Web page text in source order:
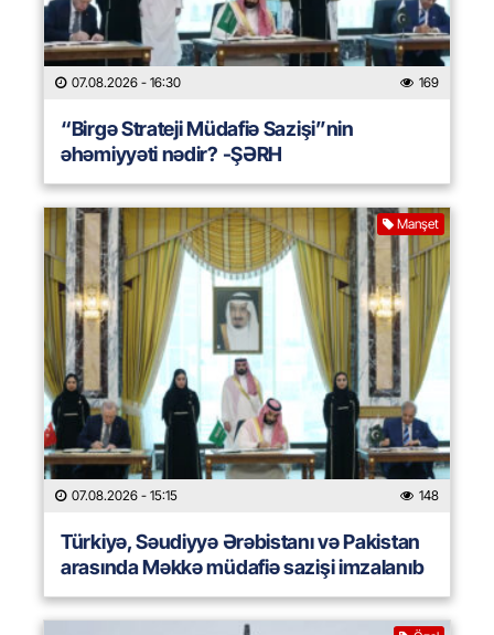
07.08.2026 - 16:30 169
“Birgə Strateji Müdafiə Sazişi”nin
əhəmiyyəti nədir? -ŞƏRH
Manşet
07.08.2026 - 15:15 148
Türkiyə, Səudiyyə Ərəbistanı və Pakistan
arasında Məkkə müdafiə sazişi imzalanıb